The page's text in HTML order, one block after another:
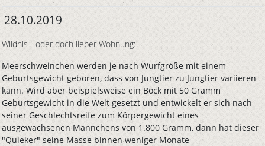
28.10.2019
Wildnis - oder doch lieber Wohnung:
Meerschweinchen werden je nach Wurfgröße mit einem
Geburtsgewicht geboren, dass von Jungtier zu Jungtier variieren
kann. Wird aber beispielsweise ein Bock mit 50 Gramm
Geburtsgewicht in die Welt gesetzt und entwickelt er sich nach
seiner Geschlechtsreife zum Körpergewicht eines
ausgewachsenen Männchens von 1.800 Gramm, dann hat dieser
"Quieker" seine Masse binnen weniger Monate